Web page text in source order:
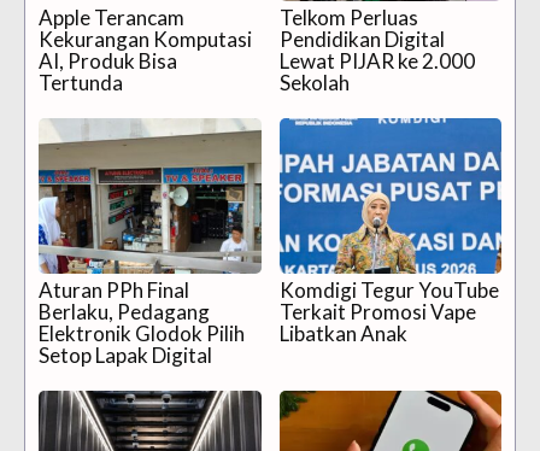
Apple Terancam
Kekurangan Komputasi
AI, Produk Bisa
Tertunda
Telkom Perluas
Pendidikan Digital
Lewat PIJAR ke 2.000
Sekolah
Aturan PPh Final
Berlaku, Pedagang
Elektronik Glodok Pilih
Setop Lapak Digital
Komdigi Tegur YouTube
Terkait Promosi Vape
Libatkan Anak